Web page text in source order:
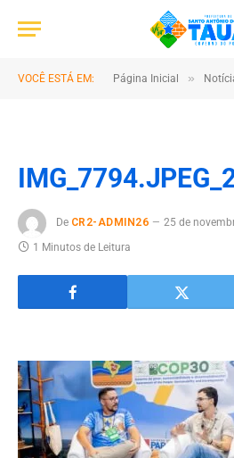
VOCÊ ESTÁ EM: Página Inicial »
De CR2-ADMIN26
25 de
1 Minutos de Leitura